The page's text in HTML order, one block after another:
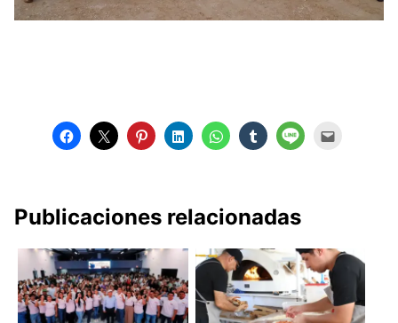
Publicaciones relacionadas